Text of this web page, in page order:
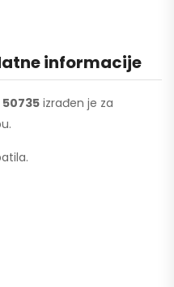
informacije
izrađen je za